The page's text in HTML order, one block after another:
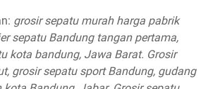
grosir sepatu murah harga pabrik
sepatu Bandung tangan pertama,
kota bandung, Jawa Barat. Grosir
grosir sepatu sport Bandung, gudang